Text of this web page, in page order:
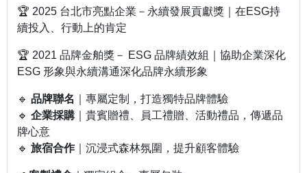
🏆 2025 台北市亮點企業－永續發展貢獻獎｜在ESG持
續投入、行動上的肯定
🏆 2021 品牌金舶獎－ ESG 品牌績效組｜協助企業深化
ESG 形象與永續溝通深化品牌永續形象
🔹 品牌聯名
｜專屬定制，打造獨特品牌體驗
🔹 企業採購 ｜貴賓贈禮、員工禮贈、活動禮品，傳遞品
牌心意
🔹 旅宿合作｜沉浸式森林氛圍，提升顧客體驗